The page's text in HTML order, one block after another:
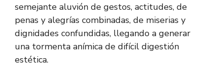
semejante aluvión de gestos, actitudes, de
penas y alegrías combinadas, de miserias y
dignidades confundidas, llegando a generar
una tormenta anímica de difícil digestión
estética.